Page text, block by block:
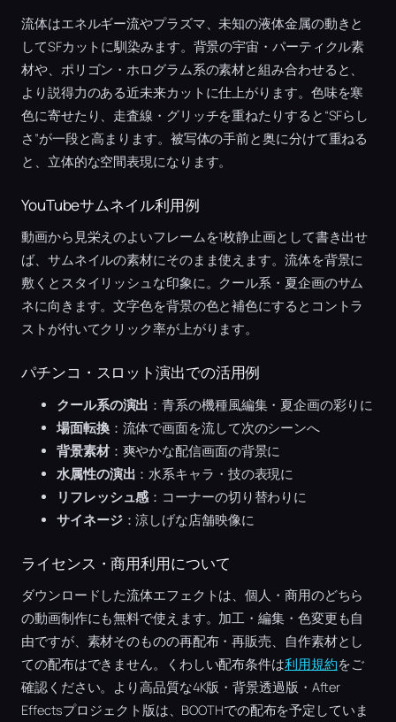
流体はエネルギー流やプラズマ、未知の液体金属の動きと
してSFカットに馴染みます。背景の宇宙・パーティクル素
材や、ポリゴン・ホログラム系の素材と組み合わせると、
より説得力のある近未来カットに仕上がります。色味を寒
色に寄せたり、走査線・グリッチを重ねたりすると“SFらし
さ”が一段と高まります。被写体の手前と奥に分けて重ねる
と、立体的な空間表現になります。
YouTubeサムネイル利用例
動画から見栄えのよいフレームを1枚静止画として書き出せ
ば、サムネイルの素材にそのまま使えます。流体を背景に
敷くとスタイリッシュな印象に。クール系・夏企画のサム
ネに向きます。文字色を背景の色と補色にするとコントラ
ストが付いてクリック率が上がります。
パチンコ・スロット演出での活用例
クール系の演出 ：青系の機種風編集・夏企画の彩りに
場面転換：流体で画面を流して次のシーンへ
背景素材：爽やかな配信画面の背景に
水属性の演出 ：水系キャラ・技の表現に
リフレッシュ感 ：コーナーの切り替わりに
サイネージ：涼しげな店舗映像に
ライセンス・商用利用について
ダウンロードした流体エフェクトは、個人・商用のどちら
の動画制作にも無料で使えます。加工・編集・色変更も自
由ですが、素材そのものの再配布・再販売、自作素材とし
ての配布はできません。くわしい配布条件は利用規約をご
確認ください。より高品質な4K版・背景透過版・After
Effectsプロジェクト版は、BOOTHでの配布を予定していま